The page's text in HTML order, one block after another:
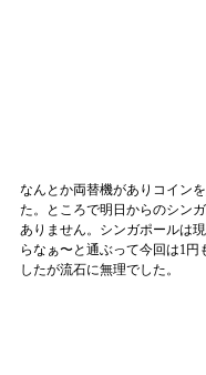
なんとか両替機がありコイン
た。ところで明日からのシン
ありません。シンガポールは
らなぁ〜と通ぶって今回は1円
したが流石に無理でした。